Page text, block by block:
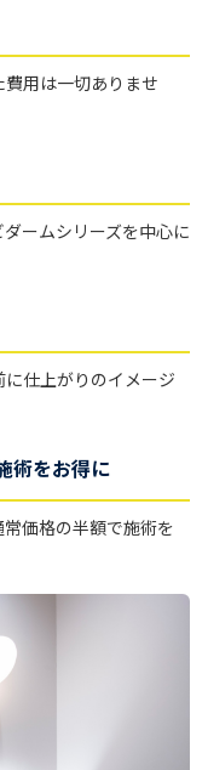
用は一切ありませ
ームシリーズを中心に
仕上がりのイメージ
術をお得に
価格の半額で施術を